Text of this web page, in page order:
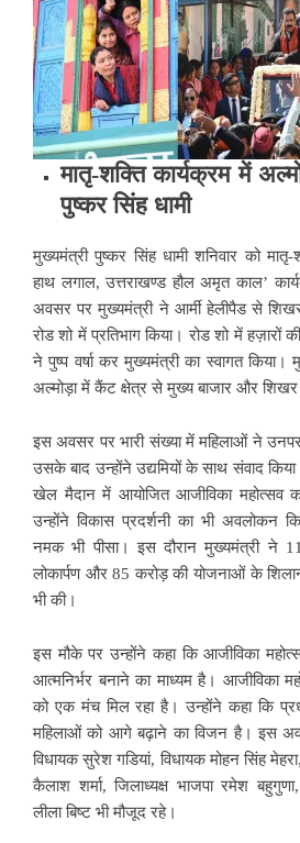
मातृ-शक्ति कार्यक्रम में
पुष्कर सिंह धामी
मुख्यमंत्री पुष्कर सिंह धामी शनिवार को मातृ-
हाथ लगाल, उत्तराखण्ड हौल अमृत काल’
अवसर पर मुख्यमंत्री ने आर्मी हेलीपैड से
रोड शो में प्रतिभाग किया। रोड शो में हज़ारों
ने पुष्प वर्षा कर मुख्यमंत्री का स्वागत किया।
अल्मोड़ा में कैंट क्षेत्र से मुख्य बाजार और शिखर
इस अवसर पर भारी संख्या में महिलाओं ने उनपर
उसके बाद उन्होंने उद्यमियों के साथ संवाद
खेल मैदान में आयोजित आजीविका महोत्सव
उन्होंने विकास प्रदर्शनी का भी अवलोकन
नमक भी पीसा। इस दौरान मुख्यमंत्री ने
लोकार्पण और 85 करोड़ की योजनाओं के
भी की।
इस मौके पर उन्होंने कहा कि आजीविका
आत्मनिर्भर बनाने का माध्यम है। आजीविका
को एक मंच मिल रहा है। उन्होंने कहा कि
महिलाओं को आगे बढ़ाने का विजन है। इस
विधायक सुरेश गडियां, विधायक मोहन सिंह
कैलाश शर्मा, जिलाध्यक्ष भाजपा रमेश
लीला बिष्ट भी मौजूद रहे।